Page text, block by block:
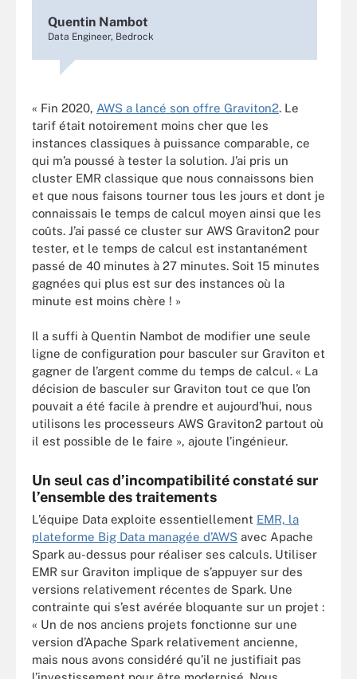
Quentin Nambot
Data Engineer, Bedrock
« Fin 2020, AWS a lancé son offre Graviton2. Le
tarif était notoirement moins cher que les
instances classiques à puissance comparable, ce
qui m’a poussé à tester la solution. J’ai pris un
cluster EMR classique que nous connaissons bien
et que nous faisons tourner tous les jours et dont je
connaissais le temps de calcul moyen ainsi que les
coûts. J’ai passé ce cluster sur AWS Graviton2 pour
tester, et le temps de calcul est instantanément
passé de 40 minutes à 27 minutes. Soit 15 minutes
gagnées qui plus est sur des instances où la
minute est moins chère ! »
Il a suffi à Quentin Nambot de modifier une seule
ligne de configuration pour basculer sur Graviton et
gagner de l’argent comme du temps de calcul. « La
décision de basculer sur Graviton tout ce que l’on
pouvait a été facile à prendre et aujourd’hui, nous
utilisons les processeurs AWS Graviton2 partout où
il est possible de le faire », ajoute l’ingénieur.
Un seul cas d’incompatibilité constaté sur
l’ensemble des traitements
L’équipe Data exploite essentiellement EMR, la
plateforme Big Data managée d’AWS avec Apache
Spark au-dessus pour réaliser ses calculs. Utiliser
EMR sur Graviton implique de s’appuyer sur des
versions relativement récentes de Spark. Une
contrainte qui s’est avérée bloquante sur un projet :
« Un de nos anciens projets fonctionne sur une
version d’Apache Spark relativement ancienne,
mais nous avons considéré qu’il ne justifiait pas